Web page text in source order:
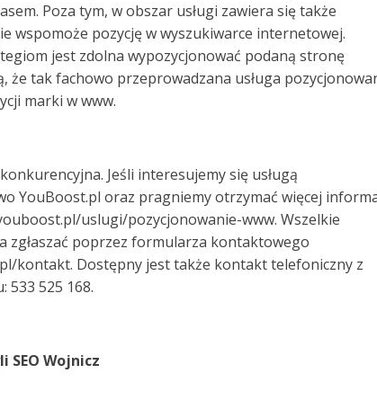
Poza tym, w obszar usługi zawiera się także
wspomoże pozycję w wyszukiwarce internetowej.
jest zdolna wypozycjonować podaną stronę
że tak fachowo przeprowadzana usługa
marki w www.
Jeśli interesujemy się usługą
YouBoost.pl oraz pragniemy otrzymać więcej
uslugi/pozycjonowanie-www. Wszelkie
zgłaszać poprzez formularza kontaktowego
kontakt. Dostępny jest także kontakt telefoniczny z
525 168.
Wojnicz